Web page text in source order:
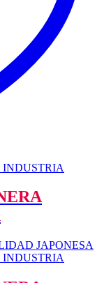
INDUSTRIA
INDUSTRIA